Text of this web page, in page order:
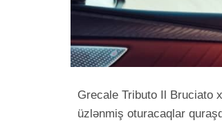
Grecale Tributo Il Bruciato
üzlənmiş oturacaqlar